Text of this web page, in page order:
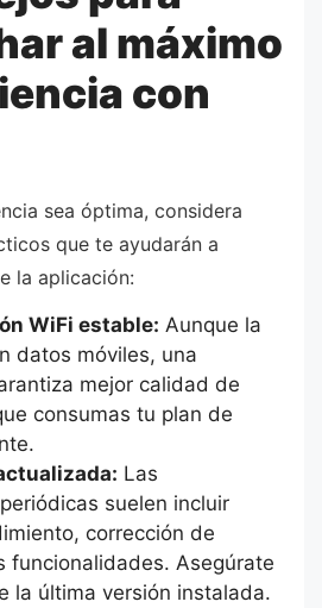
al máximo
con
sea óptima, considera
que te ayudarán a
la aplicación:
WiFi estable: Aunque la
datos móviles, una
mejor calidad de
consumas tu plan de
Las
suelen incluir
corrección de
funcionalidades. Asegúrate
la última versión instalada.